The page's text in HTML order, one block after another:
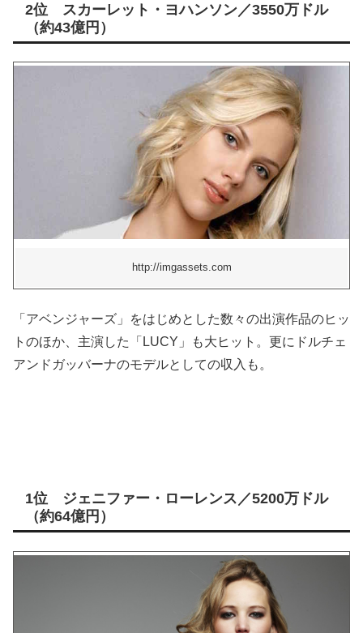
2位 スカーレット・ヨハンソン／3550万ドル
（約43億円）
http://imgassets.com
「アベンジャーズ」をはじめとした数々の出演作品のヒッ
トのほか、主演した「LUCY」も大ヒット。更にドルチェ
アンドガッバーナのモデルとしての収入も。
1位 ジェニファー・ローレンス／5200万ドル
（約64億円）